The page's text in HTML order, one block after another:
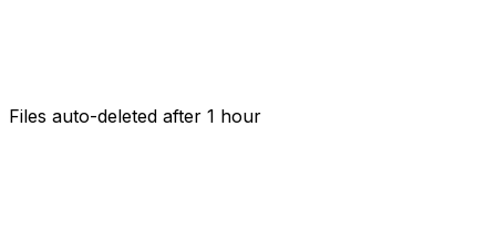
Files auto-deleted after 1 hour